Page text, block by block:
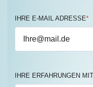
IHRE E-MAIL ADRESSE*
IHRE ERFAHRUNGEN